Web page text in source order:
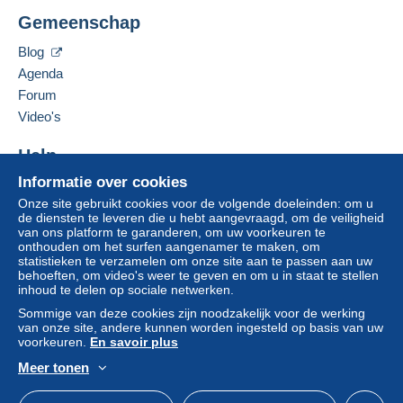
Een onbetaalde aankoop kan gevolgen hebben
voor de rekening van de koper.
Als de verkoopvoorwaarden van de verkoper
clausules bevatten met betrekking tot de betaling,
moeten deze als nietig worden beschouwd. De
Delcampe, zoals gedefinieerd in de
toepassing zijn.
Aankopen moeten worden betaald binnen14
dagenna ontvangst van de eindafrekening van de
verkoper.
Garantie:
koper.
Om de termijnen voor terugzending en
het Delcampe-charter
Rue Joseph Warègne(FW) 45/B000
5020
Deze verkoper toevoegen aan mijn favorieten
Informatie over cookies
Onze site gebruikt cookies voor de volgende doeleinden: om u
de diensten te leveren die u hebt aangevraagd, om de veiligheid
van ons platform te garanderen, om uw voorkeuren te
onthouden om het surfen aangenamer te maken, om
statistieken te verzamelen om onze site aan te passen aan uw
behoeften, om video's weer te geven en om u in staat te stellen
inhoud te delen op sociale netwerken.
Sommige van deze cookies zijn noodzakelijk voor de werking
van onze site, andere kunnen worden ingesteld op basis van uw
voorkeuren. En savoir plus
Meer tonen
Gemeenschap
Blog
Agenda
Forum
Video's
Help
Hulpcentrum
Kopen op Delcampe
Verkopen op Delcampe
Een beveiligde website